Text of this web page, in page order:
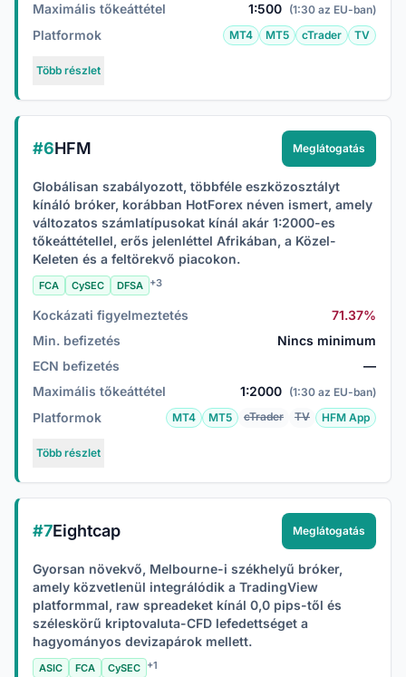
Maximális tőkeáttétel
1:500 (1:30 az EU-ban)
Platformok MT4 MT5 cTrader TV
Több részlet
#6HFM Meglátogatás
Globálisan szabályozott, többféle eszközosztályt
kínáló bróker, korábban HotForex néven ismert, amely
változatos számlatípusokat kínál akár 1:2000-es
tőkeáttétellel, erős jelenléttel Afrikában, a Közel-
Keleten és a feltörekvő piacokon.
FCA CySEC DFSA +3
Kockázati figyelmeztetés
71.37%
Min. befizetés
Nincs minimum
ECN befizetés
—
Maximális tőkeáttétel
1:2000 (1:30 az EU-ban)
Platformok MT4 MT5 cTrader TV HFM App
Több részlet
#7Eightcap Meglátogatás
Gyorsan növekvő, Melbourne-i székhelyű bróker,
amely közvetlenül integrálódik a TradingView
platformmal, raw spreadeket kínál 0,0 pips-től és
széleskörű kriptovaluta-CFD lefedettséget a
hagyományos devizapárok mellett.
ASIC FCA CySEC +1